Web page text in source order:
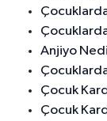
Çocuklarda
Anjiyo
Çocuklarda
Çocuk
Çocuk